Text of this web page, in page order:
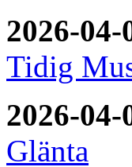
2026-04-
Tidig
2026-04-
Glänta